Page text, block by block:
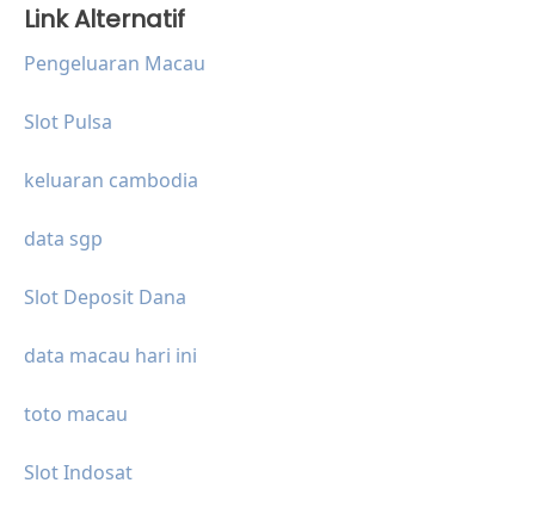
Link Alternatif
Pengeluaran Macau
Slot Pulsa
keluaran cambodia
data sgp
Slot Deposit Dana
data macau hari ini
toto macau
Slot Indosat